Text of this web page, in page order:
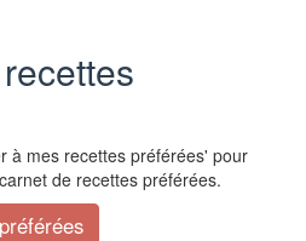
à mes recettes préférées' pour
de recettes préférées.